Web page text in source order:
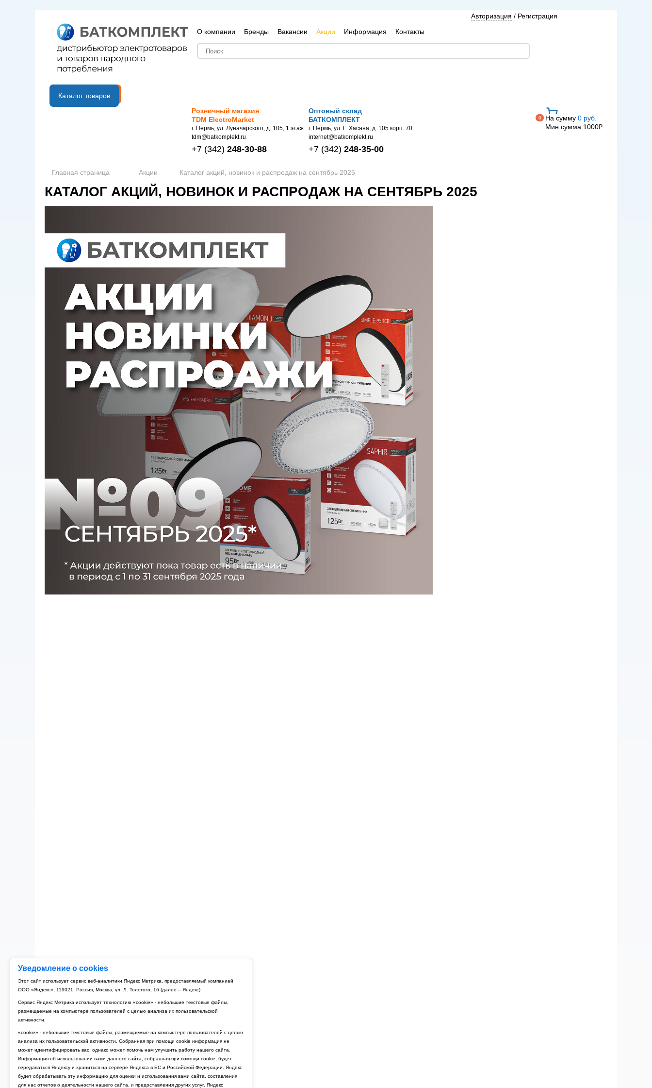
Уведомление о cookies
Этот сайт использует сервис веб-аналитики Яндекс Метрика, предоставляемый компанией
ООО «Яндекс», 119021, Россия, Москва, ул. Л. Толстого, 16 (далее – Яндекс)
Сервис Яндекс Метрика использует технологию «cookie» - небольшие текстовые файлы,
размещаемые на компьютере пользователей с целью анализа их пользовательской
активности.
«cookie» - небольшие текстовые файлы, размещаемые на компьютере пользователей с целью
анализа их пользовательской активности. Собранная при помощи cookie информация не
может идентифицировать вас, однако может помочь нам улучшить работу нашего сайта.
Информация об использовании вами данного сайта, собранная при помощи cookie, будет
передаваться Яндексу и храниться на сервере Яндекса в ЕС и Российской Федерации. Яндекс
будет обрабатывать эту информацию для оценки и использования вами сайта, составления
для нас отчетов о деятельности нашего сайта, и предоставления других услуг. Яндекс
О компании Бренды Вакансии Акции Информация Контакты
Авторизация / Регистрация
B2B портал
Каталог товаров
Розничный магазин
TDM ElectroMarket
г. Пермь, ул. Луначарского, д. 105, 1 этаж
tdm@batkomplekt.ru
+7 (342) 248-30-88
Оптовый склад
БАТКОМПЛЕКТ
г. Пермь, ул. Г. Хасана, д. 105 корп. 70
internet@batkomplekt.ru
+7 (342) 248-35-00
0 На сумму 0 руб.
Мин.сумма 1000₽
Главная страница Акции Каталог акций, новинок и распродаж на сентябрь 2025
КАТАЛОГ АКЦИЙ, НОВИНОК И РАСПРОДАЖ НА СЕНТЯБРЬ 2025